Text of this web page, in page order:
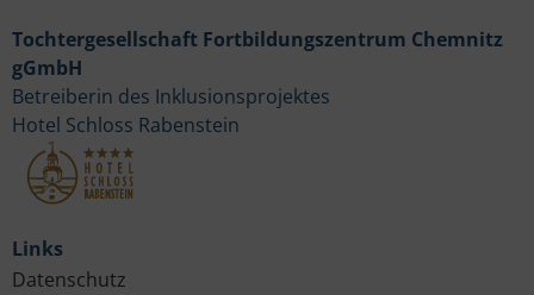
Links
Datenschutz
Tochtergesellschaft Fortbildungszentrum Chemnitz
gGmbH
Betreiberin des Inklusionsprojektes
Hotel Schloss Rabenstein